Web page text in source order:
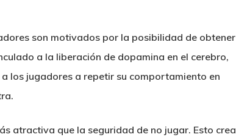
son motivados por la posibilidad de obtener
a la liberación de dopamina en el cerebro,
los jugadores a repetir su comportamiento en
atractiva que la seguridad de no jugar. Esto crea